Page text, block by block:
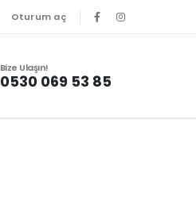
Oturum aç
Bize Ulaşın!
0530 069 53 85